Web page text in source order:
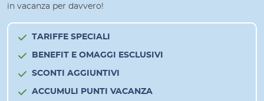
in vacanza per davvero!
TARIFFE SPECIALI
BENEFIT E OMAGGI ESCLUSIVI
SCONTI AGGIUNTIVI
ACCUMULI PUNTI VACANZA